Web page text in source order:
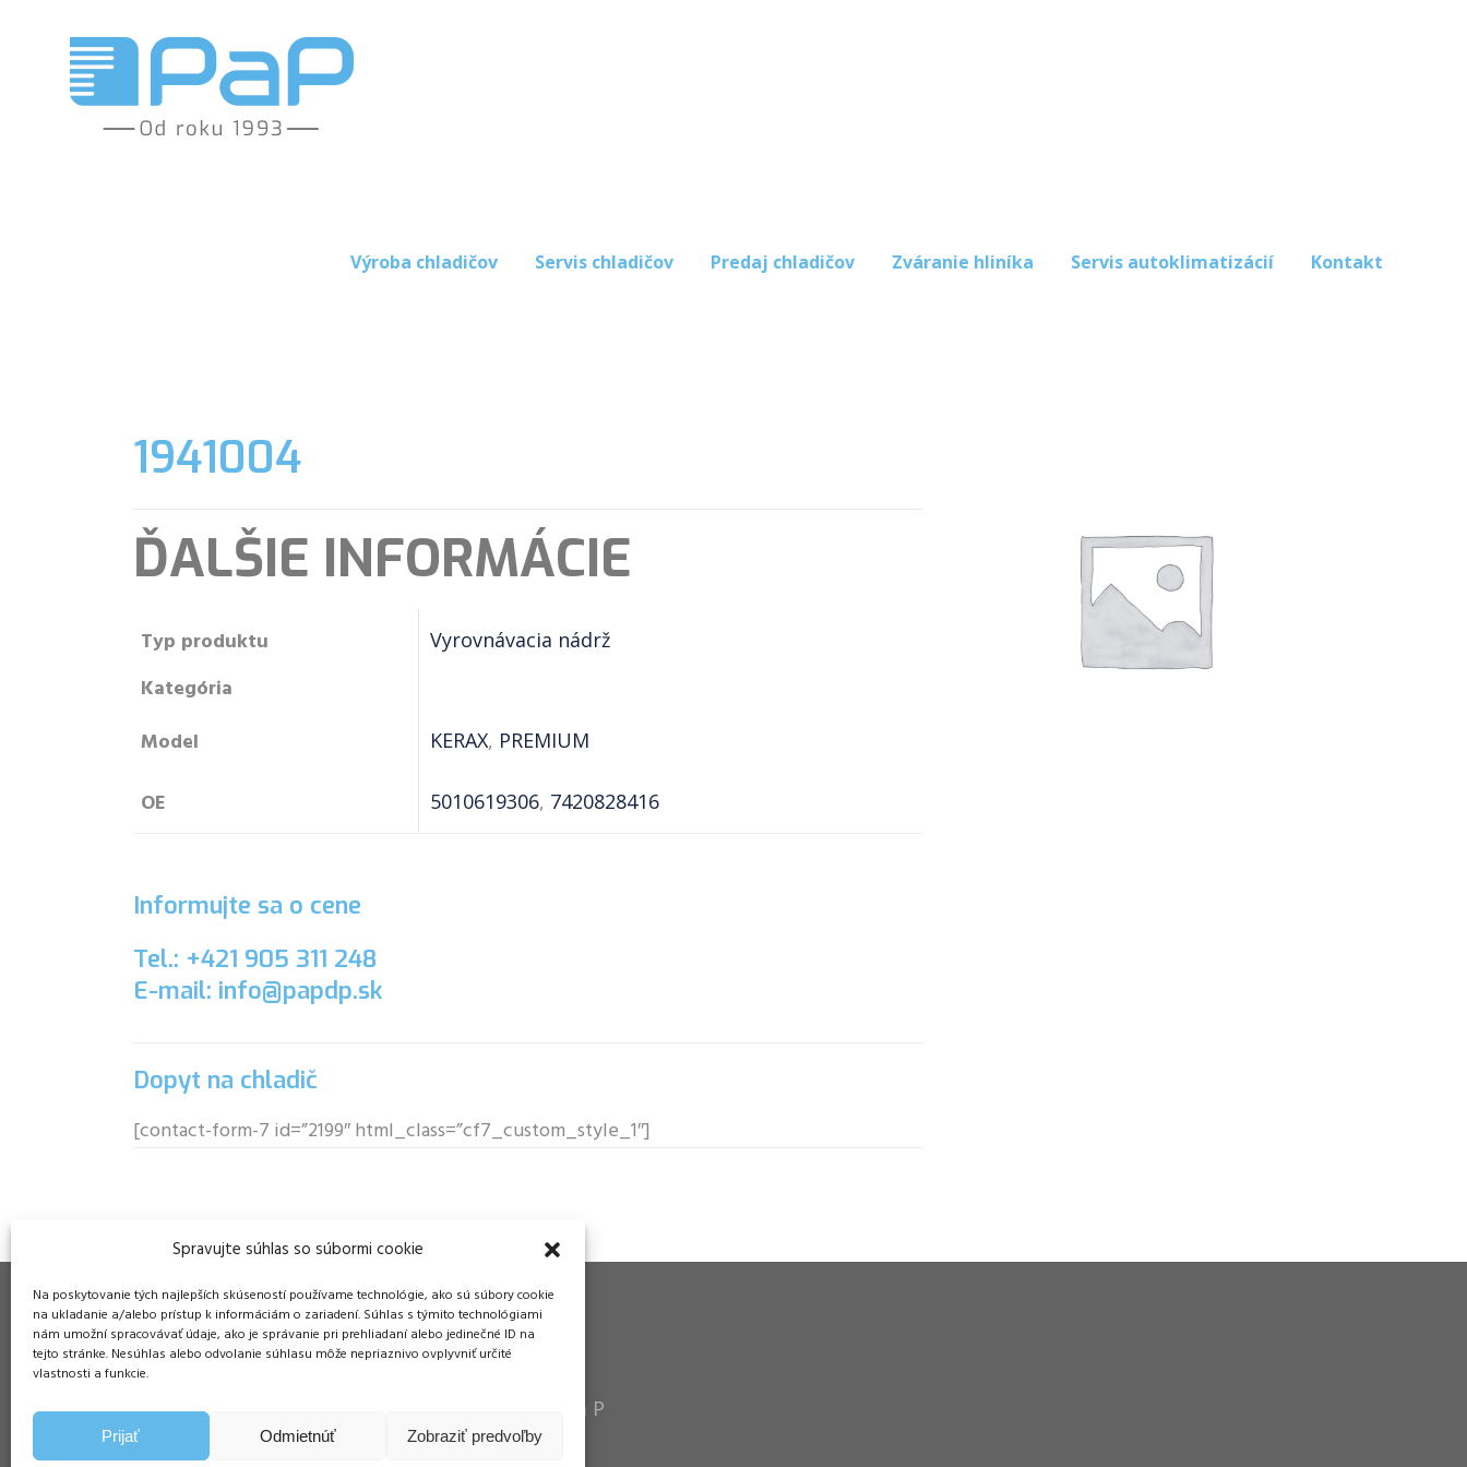
Spravujte súhlas so súbormi cookie
Na poskytovanie tých najlepších skúseností používame technológie, ako sú súbory cookie
na ukladanie a/alebo prístup k informáciám o zariadení. Súhlas s týmito technológiami
nám umožní spracovávať údaje, ako je správanie pri prehliadaní alebo jedinečné ID na
tejto stránke. Nesúhlas alebo odvolanie súhlasu môže nepriaznivo ovplyvniť určité
vlastnosti a funkcie.
Prijať Odmietnúť Zobraziť predvoľby
Výroba chladičov Servis chladičov Predaj chladičov Zváranie hliníka Servis autoklimatizácií Kontakt
1941004
ĎALŠIE INFORMÁCIE
Typ produktu Vyrovnávacia nádrž
Kategória
Model
KERAX, PREMIUM
OE 5010619306, 7420828416
Informujte sa o cene
Tel.: +421 905 311 248
E-mail: info@papdp.sk
Dopyt na chladič
[contact-form-7 id=”2199″ html_class=”cf7_custom_style_1″]
PaP sa špecializuje na
Prevádzka
Dušan Pytel P a P
ŠM Stráže